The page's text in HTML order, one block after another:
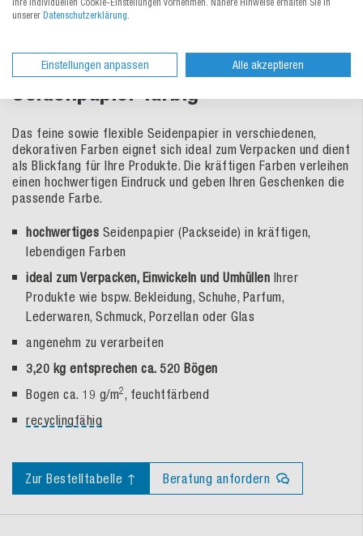
Seidenpapier farbig
Das feine sowie flexible Seidenpapier in verschiedenen,
dekorativen Farben eignet sich ideal zum Verpacken und dient
als Blickfang für Ihre Produkte. Die kräftigen Farben verleihen
einen hochwertigen Eindruck und geben Ihren Geschenken die
passende Farbe.
hochwertiges Seidenpapier (Packseide) in kräftigen,
lebendigen Farben
ideal zum Verpacken, Einwickeln und Umhüllen Ihrer
Produkte wie bspw. Bekleidung, Schuhe, Parfum,
Lederwaren, Schmuck, Porzellan oder Glas
angenehm zu verarbeiten
3,20 kg entsprechen ca. 520 Bögen
Bogen ca. 19 g/m2, feuchtfärbend
recyclingfähig
Zur Bestelltabelle ↑ Beratung anfordern
Ihre individuellen Cookie-Einstellungen vornehmen. Nähere Hinweise erhalten Sie in
unserer Datenschutzerklärung.
Einstellungen anpassen Alle akzeptieren